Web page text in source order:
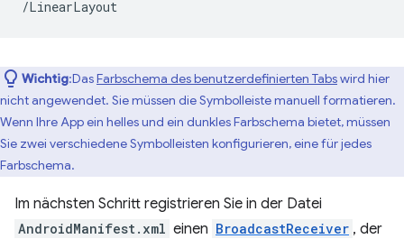
Wichtig:DasFarbschema des benutzerdefinierten Tabswird hier
nicht angewendet. Sie müssen die Symbolleiste manuell formatieren.
Wenn Ihre App ein helles und ein dunkles Farbschema bietet, müssen
Sie zwei verschiedene Symbolleisten konfigurieren, eine für jedes
Farbschema.
Im nächsten Schritt registrieren Sie in der Datei
AndroidManifest.xml einen BroadcastReceiver , der